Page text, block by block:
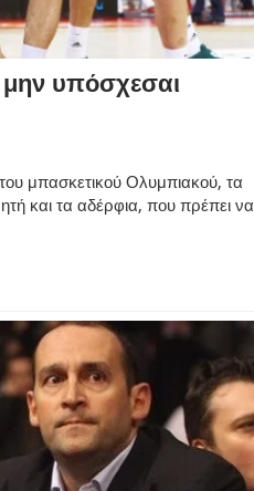
υπόσχεσαι
μπασκετικού Ολυμπιακού, τα
και τα αδέρφια, που πρέπει να